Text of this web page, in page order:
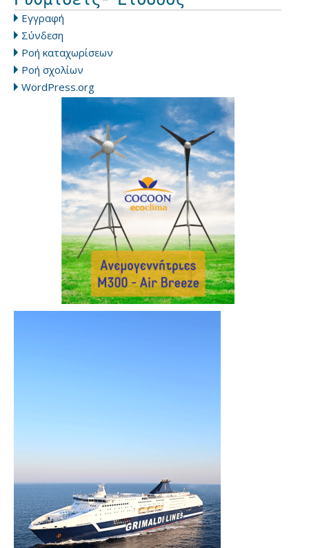
Εγγραφή
Σύνδεση
Ροή καταχωρίσεων
Ροή σχολίων
WordPress.org